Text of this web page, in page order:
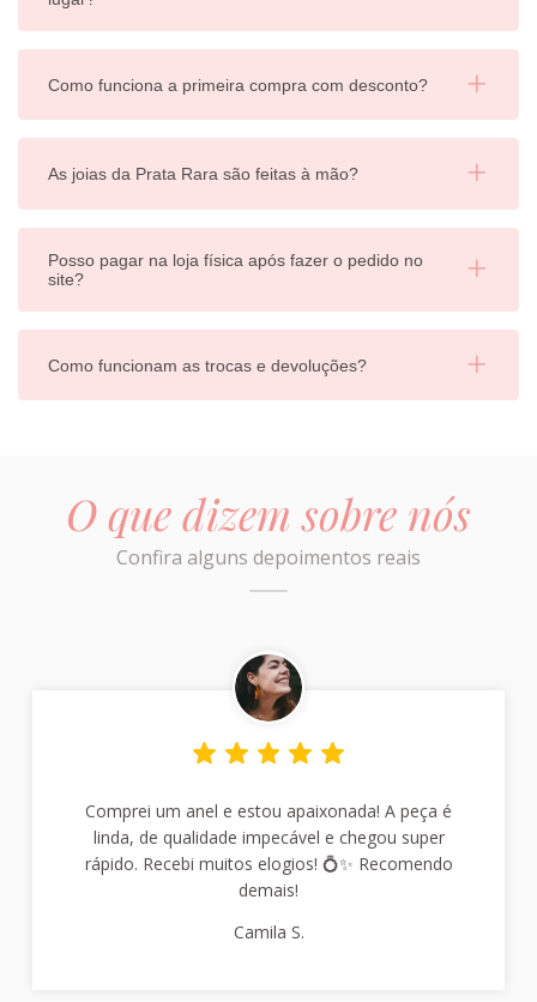
Como funciona a primeira compra com desconto?
As joias da Prata Rara são feitas à mão?
Posso pagar na loja física após fazer o pedido no
site?
Como funcionam as trocas e devoluções?
O que dizem sobre nós
Confira alguns depoimentos reais
Comprei um anel e estou apaixonada! A peça é
linda, de qualidade impecável e chegou super
rápido. Recebi muitos elogios! 💍✨ Recomendo
demais!
Camila S.